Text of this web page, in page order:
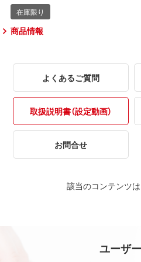
商品情報
よくあるご質問
取扱説明書（設定動画）
お問合せ
該当のコンテンツは
ユーザ